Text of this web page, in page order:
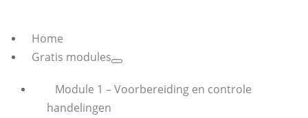
Home
Gratis modules
Module 1 – Voorbereiding en controle
handelingen